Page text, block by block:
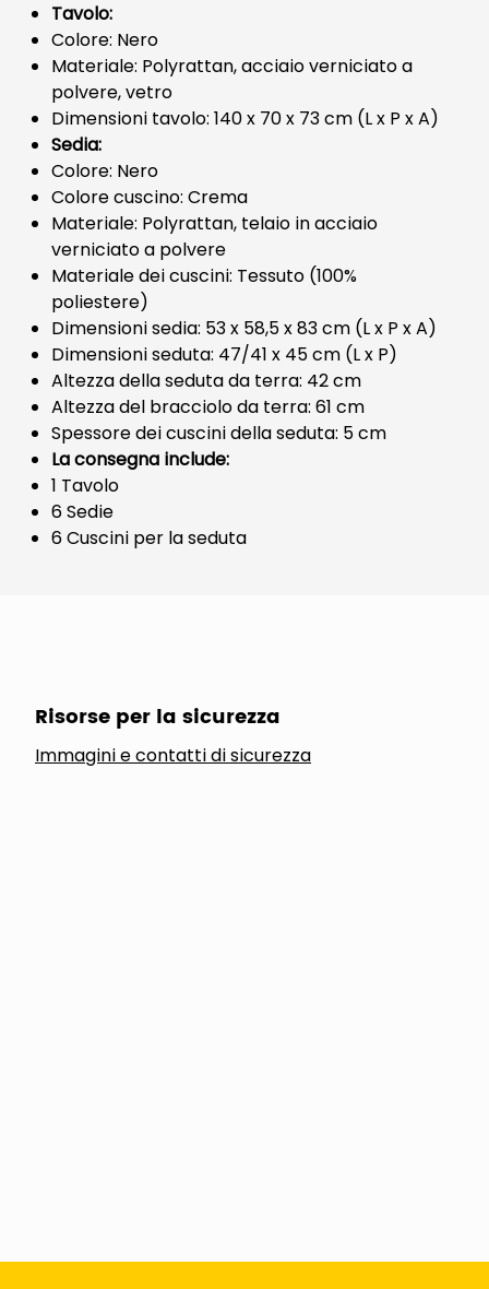
Tavolo:
Colore: Nero
Materiale: Polyrattan, acciaio verniciato a
polvere, vetro
Dimensioni tavolo: 140 x 70 x 73 cm (L x P x A)
Sedia:
Colore: Nero
Colore cuscino: Crema
Materiale: Polyrattan, telaio in acciaio
verniciato a polvere
Materiale dei cuscini: Tessuto (100%
poliestere)
Dimensioni sedia: 53 x 58,5 x 83 cm (L x P x A)
Dimensioni seduta: 47/41 x 45 cm (L x P)
Altezza della seduta da terra: 42 cm
Altezza del bracciolo da terra: 61 cm
Spessore dei cuscini della seduta: 5 cm
La consegna include:
1 Tavolo
6 Sedie
6 Cuscini per la seduta
Risorse per la sicurezza
Immagini e contatti di sicurezza